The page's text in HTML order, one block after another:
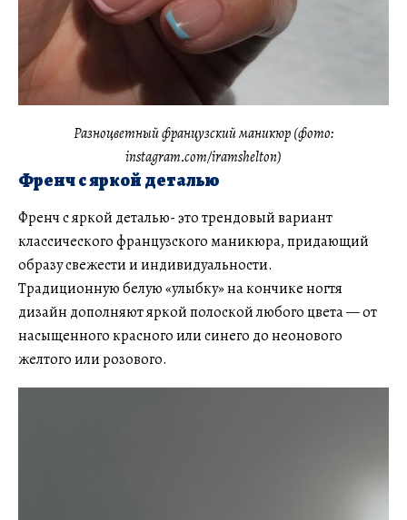
Разноцветный французский маникюр (фото:
instagram.com/iramshelton)
Френч с яркой деталью
Френч с яркой деталью- это трендовый вариант
классического французского маникюра, придающий
образу свежести и индивидуальности.
Традиционную белую «улыбку» на кончике ногтя
дизайн дополняют яркой полоской любого цвета — от
насыщенного красного или синего до неонового
желтого или розового.